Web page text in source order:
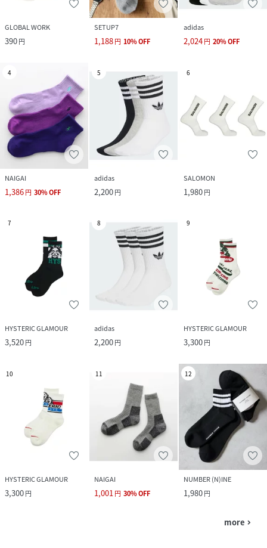
GLOBAL WORK
390円
SETUP7
1,188円 10%OFF
adidas
2,024円 20%OFF
4
NAIGAI
1,386円 30%OFF
5
adidas
2,200円
6
SALOMON
1,980円
7
HYSTERIC GLAMOUR
3,520円
8
adidas
2,200円
9
HYSTERIC GLAMOUR
3,300円
10
HYSTERIC GLAMOUR
3,300円
11
NAIGAI
1,001円 30%OFF
12
NUMBER (N)INE
1,980円
more navigate_next